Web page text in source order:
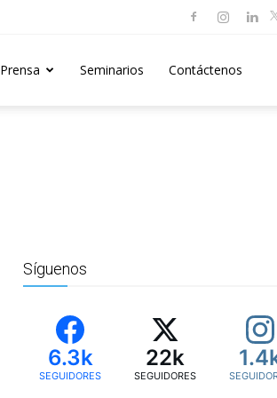
Prensa Seminarios Contáctenos
Síguenos
6.3k
SEGUIDORES
22k
SEGUIDORES